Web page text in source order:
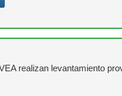
realizan levantamiento